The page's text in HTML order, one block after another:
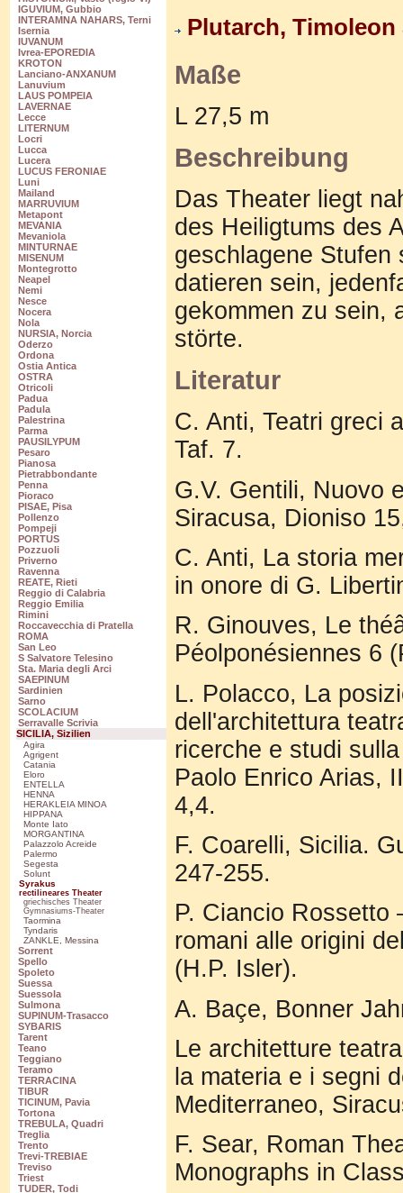
IGUVIUM, Gubbio
INTERAMNA NAHARS, Terni
Isernia
IUVANUM
Ivrea-EPOREDIA
KROTON
Lanciano-ANXANUM
Lanuvium
LAUS POMPEIA
LAVERNAE
Lecce
LITERNUM
Locri
Lucca
Lucera
LUCUS FERONIAE
Luni
Mailand
MARRUVIUM
Metapont
MEVANIA
Mevaniola
MINTURNAE
MISENUM
Montegrotto
Neapel
Nemi
Nesce
Nocera
Nola
NURSIA, Norcia
Oderzo
Ordona
Ostia Antica
OSTRA
Otricoli
Padua
Padula
Palestrina
Parma
PAUSILYPUM
Pesaro
Pianosa
Pietrabbondante
Penna
Pioraco
PISAE, Pisa
Pollenzo
Pompeji
PORTUS
Pozzuoli
Priverno
Ravenna
REATE, Rieti
Reggio di Calabria
Reggio Emilia
Rimini
Roccavecchia di Pratella
ROMA
San Leo
S Salvatore Telesino
Sta. Maria degli Arci
SAEPINUM
Sardinien
Sarno
SCOLACIUM
Serravalle Scrivia
SICILIA, Sizilien
Agira
Agrigent
Catania
Eloro
ENTELLA
HENNA
HERAKLEIA MINOA
HIPPANA
Monte Iato
MORGANTINA
Palazzolo Acreide
Palermo
Segesta
Solunt
Syrakus
rectilineares Theater
griechisches Theater
Gymnasiums-Theater
Taormina
Tyndaris
ZANKLE, Messina
Sorrent
Spello
Spoleto
Suessa
Suessola
Sulmona
SUPINUM-Trasacco
SYBARIS
Tarent
Teano
Teggiano
Teramo
TERRACINA
TIBUR
TICINUM, Pavia
Tortona
TREBULA, Quadri
Treglia
Trento
Trevi-TREBIAE
Treviso
Triest
TUDER, Todi
Plutarch, Timoleon
Maße
L 27,5 m
Beschreibung
Das Theater liegt
des Heiligtums des
geschlagene
datieren sein,
gekommen zu sein,
störte.
Literatur
C. Anti, Teatri greci
Taf. 7.
G.V. Gentili, Nuovo
Siracusa, Dioniso
C. Anti, La storia
in onore di G.
R. Ginouves, Le
Péolponésiennes 6
L. Polacco, La
dell'architettura
ricerche e studi
Paolo Enrico Arias,
4,4.
F. Coarelli, Sicilia.
247-255.
P. Ciancio Rossetto
romani alle origini
(H.P. Isler).
A. Baçe, Bonner
Le architetture
la materia e i segni
Mediterraneo,
F. Sear, Roman
Monographs in